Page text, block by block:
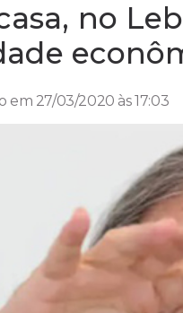
no
em 27/03/2020 às 17:03